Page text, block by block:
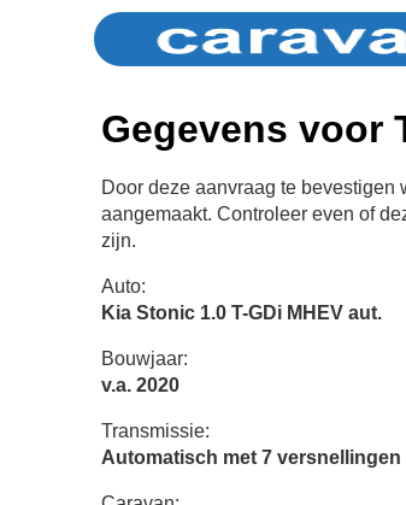
Gegevens voor
Door deze aanvraag te
aangemaakt. Controleer even of
zijn.
Auto:
Kia Stonic 1.0 T-GDi MHEV aut.
Bouwjaar:
v.a. 2020
Transmissie:
Automatisch met 7 versnellingen